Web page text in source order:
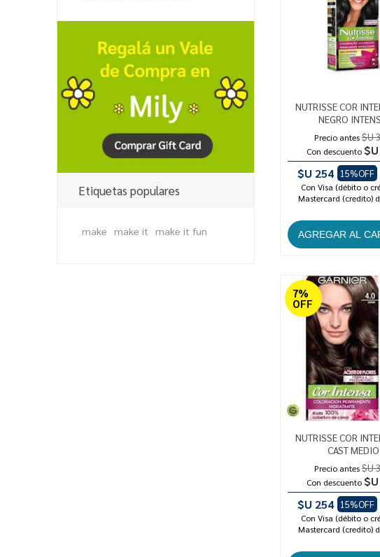
NUTRISSE COR
NEGRO
Precio antes$U
Con descuento
$U 254
15%OFF
Con Visa (débito o
Mastercard (credito)
7%
OFF
NUTRISSE COR
CAST MEDIO
Precio antes$U
Con descuento
$U 254
15%OFF
Con Visa (débito o
Mastercard (credito)
Etiquetas populares
make make it make it fun